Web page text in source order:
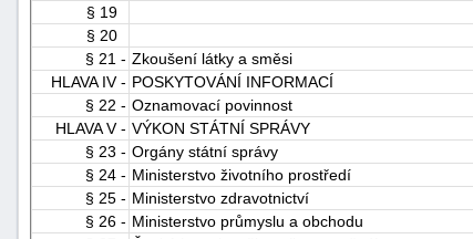
§ 19
§ 20
§ 21 - Zkoušení látky a směsi
HLAVA IV - POSKYTOVÁNÍ INFORMACÍ
§ 22 - Oznamovací povinnost
HLAVA V - VÝKON STÁTNÍ SPRÁVY
§ 23 - Orgány státní správy
§ 24 - Ministerstvo životního prostředí
§ 25 - Ministerstvo zdravotnictví
§ 26 - Ministerstvo průmyslu a obchodu